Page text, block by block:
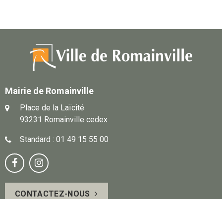
Mairie de Romainville
Place de la Laïcité
93231 Romainville cedex
Standard : 01 49 15 55 00
Notre
page
Suivez-
vous
CONTACTEZ-NOUS